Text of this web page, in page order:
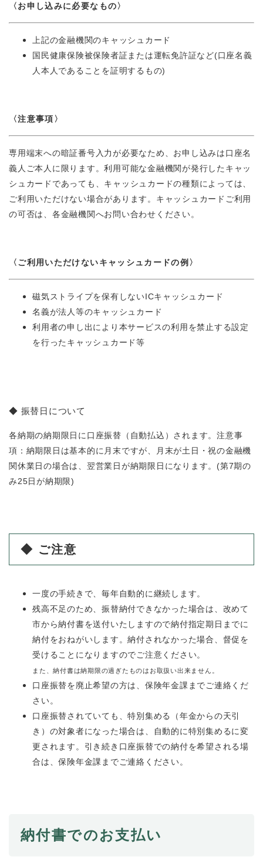
〈お申し込みに必要なもの〉
上記の金融機関のキャッシュカード
国民健康保険被保険者証または運転免許証など(口座名義
人本人であることを証明するもの)
〈注意事項〉
専用端末への暗証番号入力が必要なため、お申し込みは口座名
義人ご本人に限ります。利用可能な金融機関が発行したキャッ
シュカードであっても、キャッシュカードの種類によっては、
ご利用いただけない場合があります。キャッシュカードご利用
の可否は、各金融機関へお問い合わせください。
〈ご利用いただけないキャッシュカードの例〉
磁気ストライプを保有しないICキャッシュカード
名義が法人等のキャッシュカード
利用者の申し出により本サービスの利用を禁止する設定
を行ったキャッシュカード等
◆ 振替日について
各納期の納期限日に口座振替（自動払込）されます。注意事
項：納期限日は基本的に月末ですが、月末が土日・祝の金融機
関休業日の場合は、翌営業日が納期限日になります。(第7期の
み25日が納期限)
◆ ご注意
一度の手続きで、毎年自動的に継続します。
残高不足のため、振替納付できなかった場合は、改めて
市から納付書を送付いたしますので納付指定期日までに
納付をおねがいします。納付されなかった場合、督促を
受けることになりますのでご注意ください。
また、納付書は納期限の過ぎたものはお取扱い出来ません。
口座振替を廃止希望の方は、保険年金課までご連絡くだ
さい。
口座振替されていても、特別集める（年金からの天引
き）の対象者になった場合は、自動的に特別集めるに変
更されます。引き続き口座振替での納付を希望される場
合は、保険年金課までご連絡ください。
納付書でのお支払い